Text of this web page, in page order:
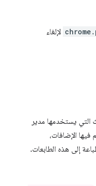
لإلغاء
التي يستخدمها مدير
فيها الإضافات،
إلى هذه الطابعات.